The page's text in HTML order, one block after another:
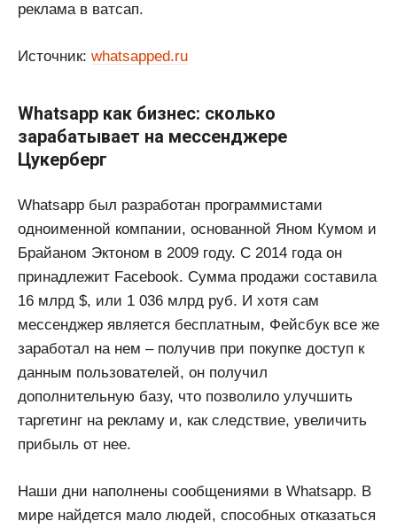
реклама в ватсап.
Источник: whatsapped.ru
Whatsapp как бизнес: сколько
зарабатывает на мессенджере
Цукерберг
Whatsapp был разработан программистами
одноименной компании, основанной Яном Кумом и
Брайаном Эктоном в 2009 году. С 2014 года он
принадлежит Facebook. Сумма продажи составила
16 млрд $, или 1 036 млрд руб. И хотя сам
мессенджер является бесплатным, Фейсбук все же
заработал на нем – получив при покупке доступ к
данным пользователей, он получил
дополнительную базу, что позволило улучшить
таргетинг на рекламу и, как следствие, увеличить
прибыль от нее.
Наши дни наполнены сообщениями в Whatsapp. В
мире найдется мало людей, способных отказаться